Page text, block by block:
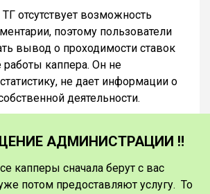
отсутствует возможность
поэтому пользователи
вывод о проходимости ставок
работы каппера. Он не
не дает информации о
деятельности.
АДМИНИСТРАЦИИ ‼️
капперы сначала берут с вас
потом предоставляют услугу. То